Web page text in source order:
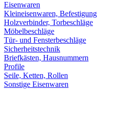
Eisenwaren
Kleineisenwaren, Befestigung
Holzverbinder, Torbeschläge
Möbelbeschläge
Tür- und Fensterbeschläge
Sicherheitstechnik
Briefkästen, Hausnummern
Profile
Seile, Ketten, Rollen
Sonstige Eisenwaren